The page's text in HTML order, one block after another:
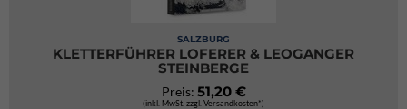
SALZBURG
KLETTERFÜHRER LOFERER & LEOGANGER
STEINBERGE
Preis: 51,20 €
(inkl. MwSt. zzgl. Versandkosten*)